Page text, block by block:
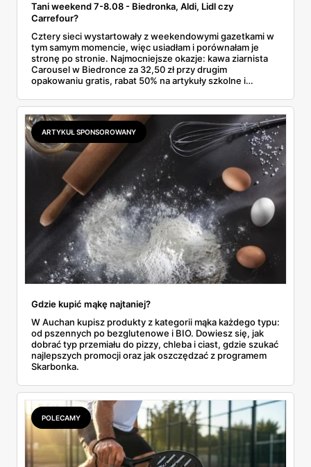
Tani weekend 7-8.08 - Biedronka, Aldi, Lidl czy
Carrefour?
Cztery sieci wystartowały z weekendowymi gazetkami w
tym samym momencie, więc usiadłam i porównałam je
stronę po stronie. Najmocniejsze okazje: kawa ziarnista
Carousel w Biedronce za 32,50 zł przy drugim
opakowaniu gratis, rabat 50% na artykuły szkolne i
2,99 zł za kilogram, ale wyłącznie w sobotę z aplikacją. Aldi
odpowiada masłem za 2,99 zł. Werdykt w skrócie:
najwięcej wyciśniesz z Biedronki, po świeże warzywa jedź
do Aldi.
ARTYKUŁ SPONSOROWANY
Gdzie kupić mąkę najtaniej?
W Auchan kupisz produkty z kategorii mąka każdego typu:
od pszennych po bezglutenowe i BIO. Dowiesz się, jak
dobrać typ przemiału do pizzy, chleba i ciast, gdzie szukać
najlepszych promocji oraz jak oszczędzać z programem
Skarbonka.
POLECAMY